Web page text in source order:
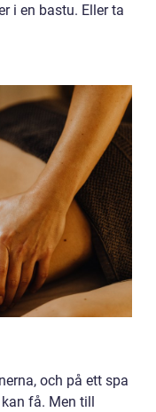
i en bastu. Eller ta
och på ett spa
få. Men till